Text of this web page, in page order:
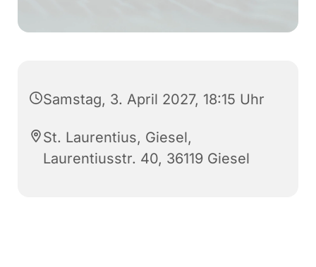
Samstag, 3. April 2027, 18:15 Uhr
St. Laurentius, Giesel,
Laurentiusstr. 40, 36119 Giesel